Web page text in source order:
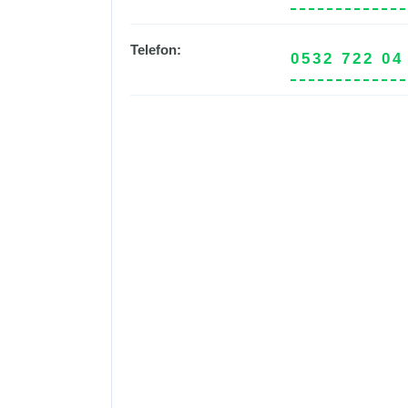
Telefon:
0532 722 04